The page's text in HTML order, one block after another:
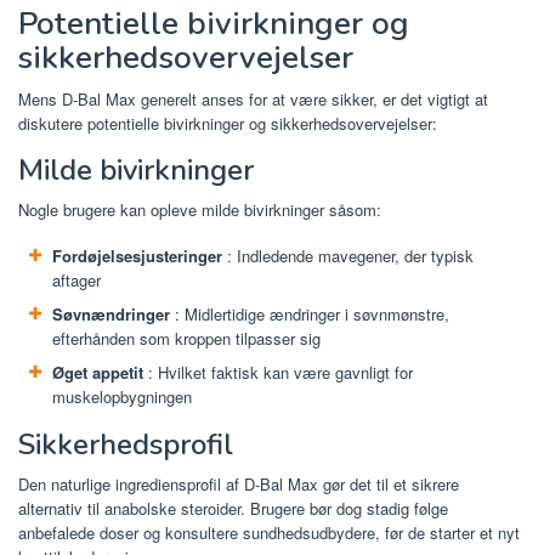
Potentielle bivirkninger og
sikkerhedsovervejelser
Mens D-Bal Max generelt anses for at være sikker, er det vigtigt at
diskutere potentielle bivirkninger og sikkerhedsovervejelser:
Milde bivirkninger
Nogle brugere kan opleve milde bivirkninger såsom:
Fordøjelsesjusteringer : Indledende mavegener, der typisk
aftager
Søvnændringer : Midlertidige ændringer i søvnmønstre,
efterhånden som kroppen tilpasser sig
Øget appetit : Hvilket faktisk kan være gavnligt for
muskelopbygningen
Sikkerhedsprofil
Den naturlige ingrediensprofil af D-Bal Max gør det til et sikrere
alternativ til anabolske steroider. Brugere bør dog stadig følge
anbefalede doser og konsultere sundhedsudbydere, før de starter et nyt